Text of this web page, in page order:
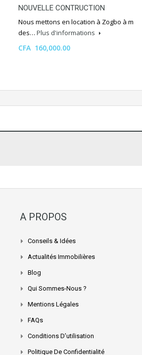
NOUVELLE CONTRUCTION
Nous mettons en location à Zogbo à m
des… Plus d'informations
CFA 160,000.00
A PROPOS
Conseils & Idées
Actualités Immobilières
Blog
Qui Sommes-Nous ?
Mentions Légales
FAQs
Conditions D’utilisation
Politique De Confidentialité